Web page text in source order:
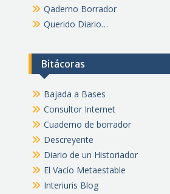
Qaderno Borrador
Querido Diario…
Bitácoras
Bajada a Bases
Consultor Internet
Cuaderno de borrador
Descreyente
Diario de un Historiador
El Vacío Metaestable
Interiuris Blog